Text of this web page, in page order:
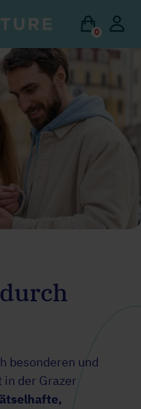
0
besonderen und
der Grazer